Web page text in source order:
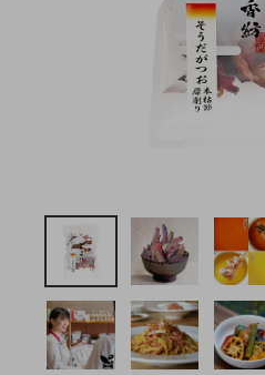
会員ページにログイン
お買い物ガイド
よくあるご質問
お問い合わせ